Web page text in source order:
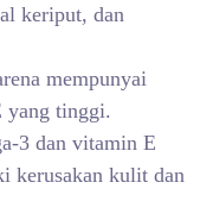
keriput, dan
mempunyai
yang tinggi.
3 dan vitamin E
kerusakan kulit dan